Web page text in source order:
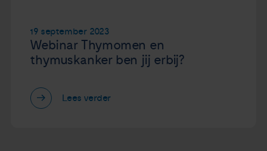
19 september 2023
Webinar Thymomen en
thymuskanker ben jij erbij?
Lees verder